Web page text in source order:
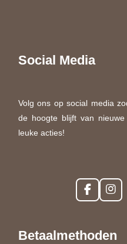
Social Media
Volg ons op social media
de hoogte blijft van
leuke acties!
F
a
b
I
n
a
Betaalmethoden